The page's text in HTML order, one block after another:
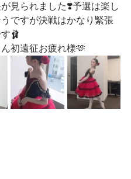
見られました❣️予選は楽し
うですが決戦はかなり緊張
🩰
初遠征お疲れ様🫶